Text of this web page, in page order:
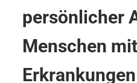
persönlicher
Menschen
Erkrankungen